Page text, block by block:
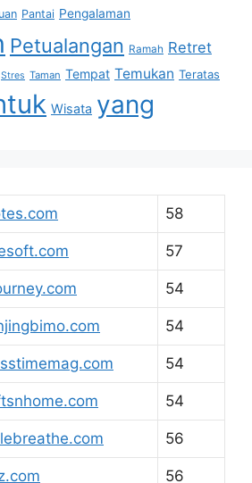
Pantai Pengalaman
Petualangan Ramah Retret
Stres Taman Tempat Temukan Teratas
Wisata yang
58
57
54
54
54
54
56
56